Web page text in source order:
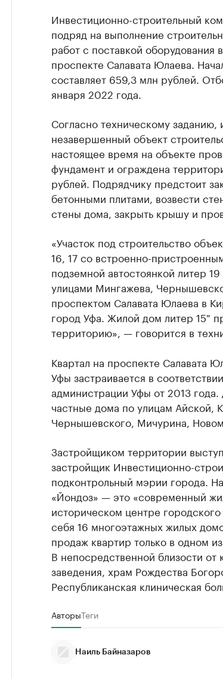
Инвестиционно-строительный
подряд на выполнение
работ с поставкой
проспекте Салавата Юлаева.
составляет 659,3 млн рублей.
января 2022 года.
Согласно техническому заданию,
незавершенный объект
настоящее время на объекте
фундамент и ограждена
рублей. Подрядчику предстоит
бетонными плитами, возвести
стены дома, закрыть крышу и
«Участок под строительство
16, 17 со встроенно-
подземной автостоянкой литер
улицами Мингажева,
проспектом Салавата Юлаева в
город Уфа. Жилой дом литер 15"
территорию», — говорится в
Квартал на проспекте Салавата
Уфы застраивается в
администрации Уфы от 2013
частные дома по улицам Айской,
Чернышевского, Мичурина,
Застройщиком территории
застройщик Инвестиционно-
подконтрольный мэрии города.
«Йондоз» — это «современный
историческом центре
себя 16 многоэтажных жилых
продаж квартир только в одном
В непосредственной близости от
заведения, храм Рождества
Республиканская клиническая
АвторыТеги
Наиль Байназаров